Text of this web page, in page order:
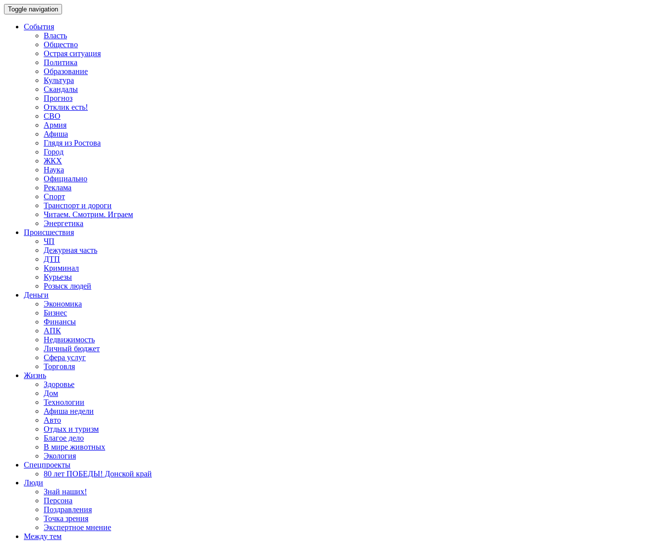
Toggle navigation
События
Власть
Общество
Острая ситуация
Политика
Образование
Культура
Скандалы
Прогноз
Отклик есть!
СВО
Армия
Афиша
Глядя из Ростова
Город
ЖКХ
Наука
Официально
Реклама
Спорт
Транспорт и дороги
Читаем. Смотрим. Играем
Энергетика
Происшествия
ЧП
Дежурная часть
ДТП
Криминал
Курьезы
Розыск людей
Деньги
Экономика
Бизнес
Финансы
АПК
Недвижимость
Личный бюджет
Сфера услуг
Торговля
Жизнь
Здоровье
Дом
Технологии
Афиша недели
Авто
Отдых и туризм
Благое дело
В мире животных
Экология
Спецпроекты
80 лет ПОБЕДЫ! Донской край
Люди
Знай наших!
Персона
Поздравления
Точка зрения
Экспертное мнение
Между тем